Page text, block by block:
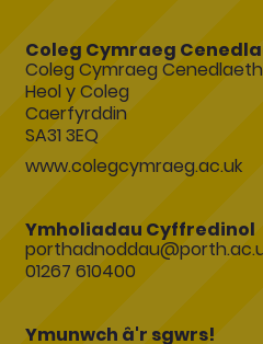
Coleg Cymraeg
Coleg Cymraeg
Heol y Coleg
Caerfyrddin
SA31 3EQ
www.colegcymraeg.ac.uk
Ymholiadau Cyffredinol
01267 610400
Ymunwch â'r sgwrs!